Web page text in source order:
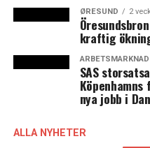
nätverk och debatt är tre
arbete som beräknas vara
ØRESUND 2
kraftig
ARBETSMARKNAD
SAS
nya jobb i
ALLA NYHETER